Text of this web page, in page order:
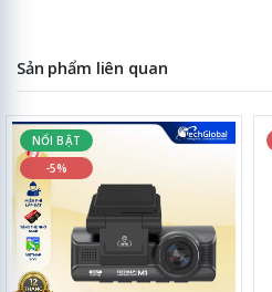
Sản phẩm liên quan
NỔI BẬT
-5%